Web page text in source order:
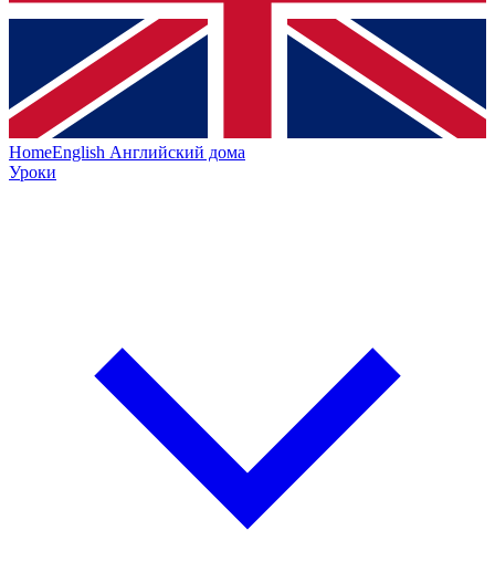
HomeEnglish Английский дома
Уроки